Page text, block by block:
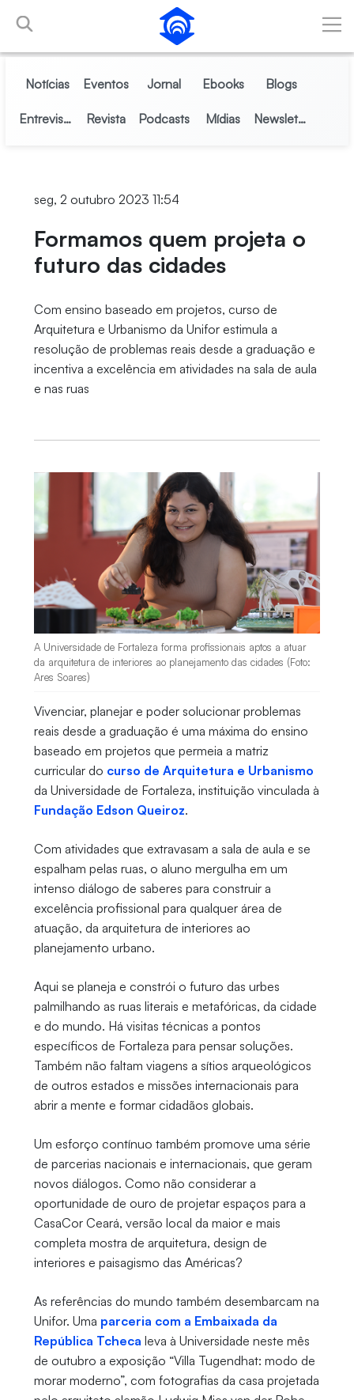
Pular para o Conteúdo principal
Notícias Eventos Jornal Ebooks Blogs
Entrevistas Revista Podcasts Mídias Newsletter
seg, 2 outubro 2023 11:54
Formamos quem projeta o
futuro das cidades
Com ensino baseado em projetos, curso de
Arquitetura e Urbanismo da Unifor estimula a
resolução de problemas reais desde a graduação e
incentiva a excelência em atividades na sala de aula
e nas ruas
A Universidade de Fortaleza forma profissionais aptos a atuar
da arquitetura de interiores ao planejamento das cidades (Foto:
Ares Soares)
Vivenciar, planejar e poder solucionar problemas
reais desde a graduação é uma máxima do ensino
baseado em projetos que permeia a matriz
curricular do curso de Arquitetura e Urbanismo
da Universidade de Fortaleza, instituição vinculada à
Fundação Edson Queiroz.
Com atividades que extravasam a sala de aula e se
espalham pelas ruas, o aluno mergulha em um
intenso diálogo de saberes para construir a
excelência profissional para qualquer área de
atuação, da arquitetura de interiores ao
planejamento urbano.
Aqui se planeja e constrói o futuro das urbes
palmilhando as ruas literais e metafóricas, da cidade
e do mundo. Há visitas técnicas a pontos
específicos de Fortaleza para pensar soluções.
Também não faltam viagens a sítios arqueológicos
de outros estados e missões internacionais para
abrir a mente e formar cidadãos globais.
Um esforço contínuo também promove uma série
de parcerias nacionais e internacionais, que geram
novos diálogos. Como não considerar a
oportunidade de ouro de projetar espaços para a
CasaCor Ceará, versão local da maior e mais
completa mostra de arquitetura, design de
interiores e paisagismo das Américas?
As referências do mundo também desembarcam na
Unifor. Uma parceria com a Embaixada da
República Tcheca leva à Universidade neste mês
de outubro a exposição “Villa Tugendhat: modo de
morar moderno”, com fotografias da casa projetada